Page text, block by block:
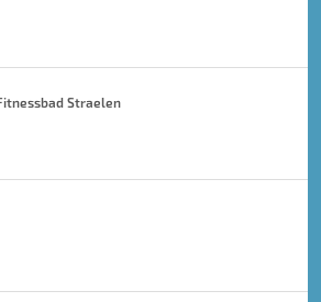
Straelen